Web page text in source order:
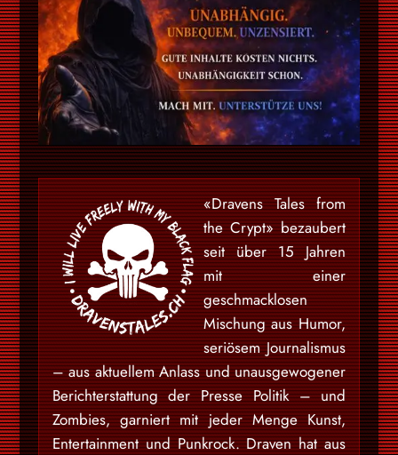
«Dravens Tales from
the Crypt» bezaubert
seit über 15 Jahren
mit einer
geschmacklosen
Mischung aus Humor,
seriösem Journalismus
– aus aktuellem Anlass und unausgewogener
Berichterstattung der Presse Politik – und
Zombies, garniert mit jeder Menge Kunst,
Entertainment und Punkrock. Draven hat aus